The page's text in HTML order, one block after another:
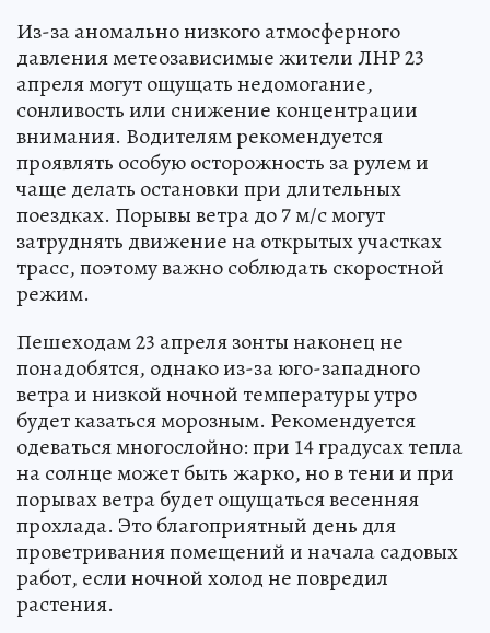
Из-за аномально низкого атмосферного
давления метеозависимые жители ЛНР 23
апреля могут ощущать недомогание,
сонливость или снижение концентрации
внимания. Водителям рекомендуется
проявлять особую осторожность за рулем и
чаще делать остановки при длительных
поездках. Порывы ветра до 7 м/с могут
затруднять движение на открытых участках
трасс, поэтому важно соблюдать скоростной
режим.
Пешеходам 23 апреля зонты наконец не
понадобятся, однако из-за юго-западного
ветра и низкой ночной температуры утро
будет казаться морозным. Рекомендуется
одеваться многослойно: при 14 градусах тепла
на солнце может быть жарко, но в тени и при
порывах ветра будет ощущаться весенняя
прохлада. Это благоприятный день для
проветривания помещений и начала садовых
работ, если ночной холод не повредил
растения.